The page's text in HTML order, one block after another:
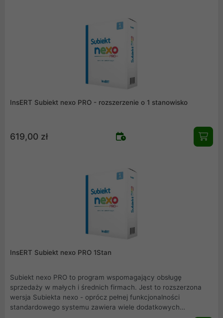
InsERT Subiekt nexo PRO - rozszerzenie o 1 stanowisko
619,00 zł
InsERT Subiekt nexo PRO 1Stan
Subiekt nexo PRO to program wspomagający obsługę
sprzedaży w małych i średnich firmach. Jest to rozszerzona
wersja Subiekta nexo - oprócz pełnej funkcjonalności
standardowego systemu zawiera wiele dodatkowych